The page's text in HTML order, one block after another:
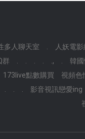
多人聊天室 人妖電
群 ., 韓
173live點數購買 視頻色
影音視訊戀愛ing